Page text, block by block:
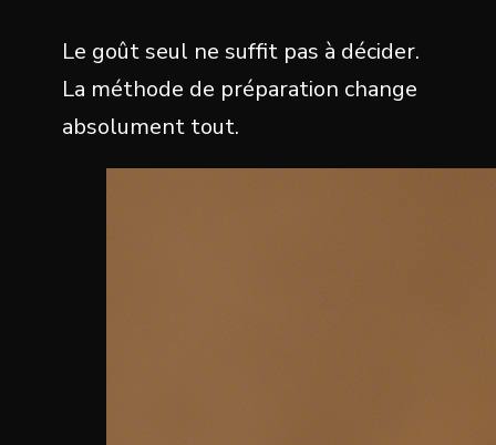
Le goût seul ne suffit pas à décider.
La méthode de préparation change
absolument tout.